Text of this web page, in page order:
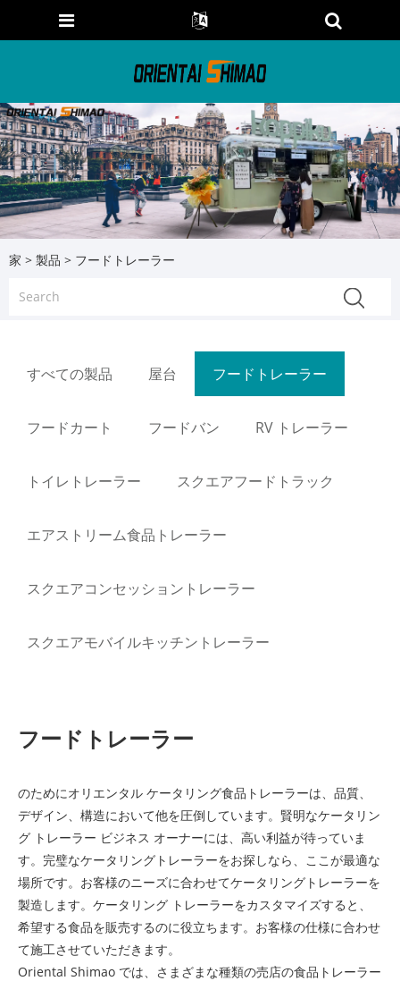
家 > 製品 > フードトレーラー
すべての製品 屋台 フードトレーラー
フードカート フードバン RV トレーラー
トイレトレーラー スクエアフードトラック
エアストリーム食品トレーラー
スクエアコンセッショントレーラー
スクエアモバイルキッチントレーラー
フードトレーラー
のためにオリエンタル ケータリング食品トレーラーは、品質、
デザイン、構造において他を圧倒しています。賢明なケータリン
グ トレーラー ビジネス オーナーには、高い利益が待っていま
す。完璧なケータリングト​​レーラーをお探しなら、ここが最適な
場所です。お客様のニーズに合わせてケータリングト​​レーラーを
製造します。ケータリング トレーラーをカスタマイズすると、
希望する食品を販売するのに役立ちます。お客様の仕様に合わせ
て施工させていただきます。
Oriental Shimao では、さまざまな種類の売店の食品トレーラー